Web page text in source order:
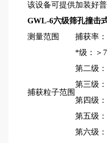
该设备可提供加装好
GWL-6六级筛孔撞击
测量范围
捕获率
捕获粒子范围
*级：
第二级
第三级
第四级
第五级
第六级